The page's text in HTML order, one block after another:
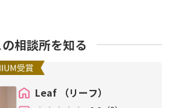
の相談所を知る
Leaf （リーフ）